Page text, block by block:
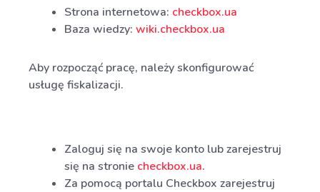
Strona internetowa: checkbox.ua
Baza wiedzy: wiki.checkbox.ua
Aby rozpocząć pracę, należy skonfigurować
usługę fiskalizacji.
Zaloguj się na swoje konto lub zarejestruj
się na stronie checkbox.ua.
Za pomocą portalu Checkbox zarejestruj